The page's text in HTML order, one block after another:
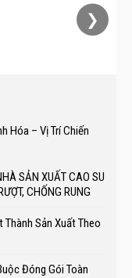
❯
Hóa – Vị Trí Chiến
SẢN XUẤT CAO SU
CHỐNG RUNG
Thành Sản Xuất Theo
Đóng Gói Toàn